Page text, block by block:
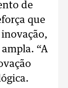
de
que
“A